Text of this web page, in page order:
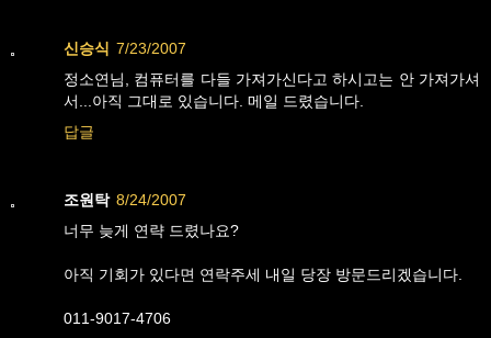
신승식 7/23/2007
정소연님, 컴퓨터를 다들 가져가신다고 하시고는 안 가져가셔
서...아직 그대로 있습니다. 메일 드렸습니다.
답글
조원탁 8/24/2007
너무 늦게 연략 드렸나요?
아직 기회가 있다면 연락주세 내일 당장 방문드리겠습니다.
011-9017-4706